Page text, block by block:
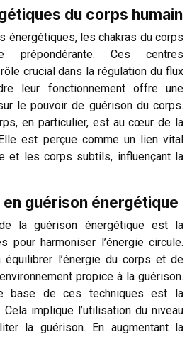
du corps humain
énergétiques, les chakras du corps
prépondérante. Ces centres
crucial dans la régulation du flux
leur fonctionnement offre une
le pouvoir de guérison du corps.
en particulier, est au cœur de la
est perçue comme un lien vital
et les corps subtils, influençant la
guérison énergétique
la guérison énergétique est la
pour harmoniser l’énergie circule.
l’énergie du corps et de
propice à la guérison.
base de ces techniques est la
implique l’utilisation du niveau
la guérison. En augmentant la